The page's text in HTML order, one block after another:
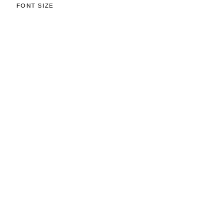
FONT SIZE